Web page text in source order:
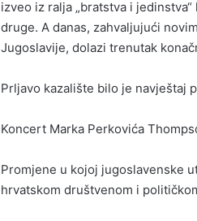
izveo iz ralja „bratstva i
druge. A danas, zahvaljujući
Jugoslavije, dolazi trenutak
Prljavo kazalište bilo je navještaj
Koncert Marka Perkovića
Promjene u kojoj jugoslavenske
hrvatskom društvenom i